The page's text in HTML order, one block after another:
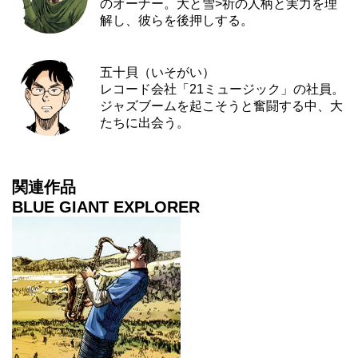
のオーナー。大と雪>祈の人柄と実力を理
解し、彼らを後押しする。
五十貝（いそがい）
レコード会社「21ミュージック」の社員。
ジャズブームを起こそうと奮闘する中、大
たちに出会う。
関連作品
BLUE GIANT EXPLORER